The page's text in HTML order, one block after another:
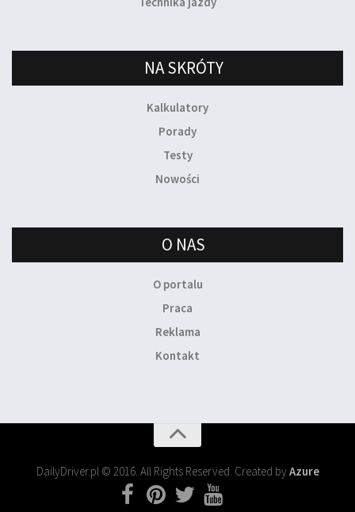
NA SKRÓTY
Kalkulatory
Porady
Testy
Nowości
O NAS
O portalu
Praca
Reklama
Kontakt
DailyDriver.pl © 2016. All Rights Reserved. Created byAzure